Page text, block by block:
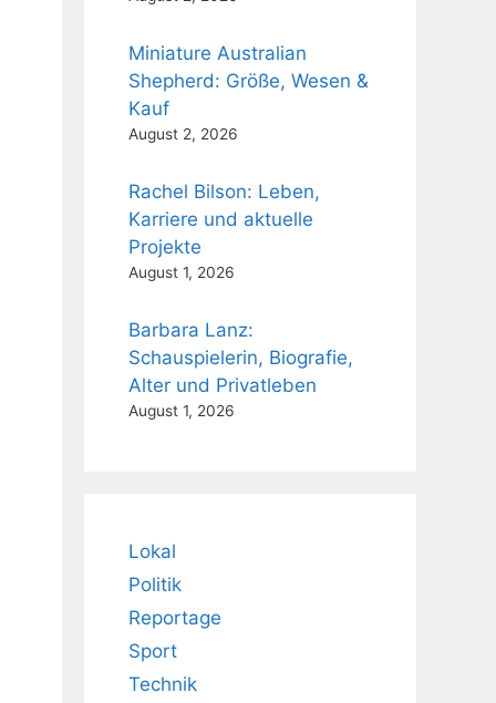
Miniature Australian
Shepherd: Größe, Wesen &
Kauf
August 2, 2026
Rachel Bilson: Leben,
Karriere und aktuelle
Projekte
August 1, 2026
Barbara Lanz:
Schauspielerin, Biografie,
Alter und Privatleben
August 1, 2026
Lokal
Politik
Reportage
Sport
Technik